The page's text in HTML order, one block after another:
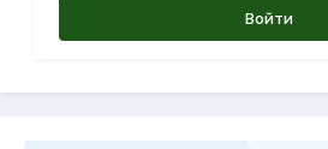
Войти